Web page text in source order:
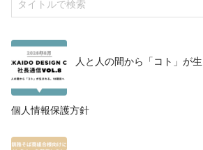
人と人の間から「コト」が
個人情報保護方針